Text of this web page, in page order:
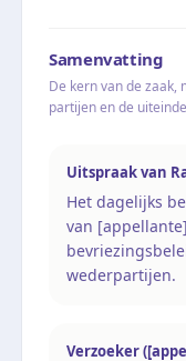
Samenvatting
De kern van de zaak,
partijen en de
Uitspraak van
Het dagelijks
van
wederpartijen.
Verzoeker